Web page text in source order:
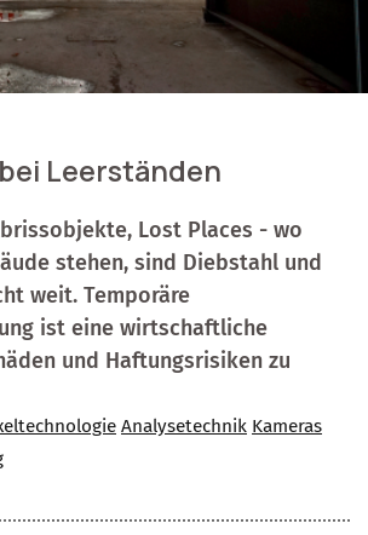
Leerständen
Lost Places - wo
stehen, sind Diebstahl und
weit. Temporäre
ist eine wirtschaftliche
und Haftungsrisiken zu
Analysetechnik Kameras